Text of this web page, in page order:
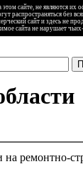
сайте, не являются их
распространяться без
сайт и здесь не
сайта не нарушает
ремонтно-